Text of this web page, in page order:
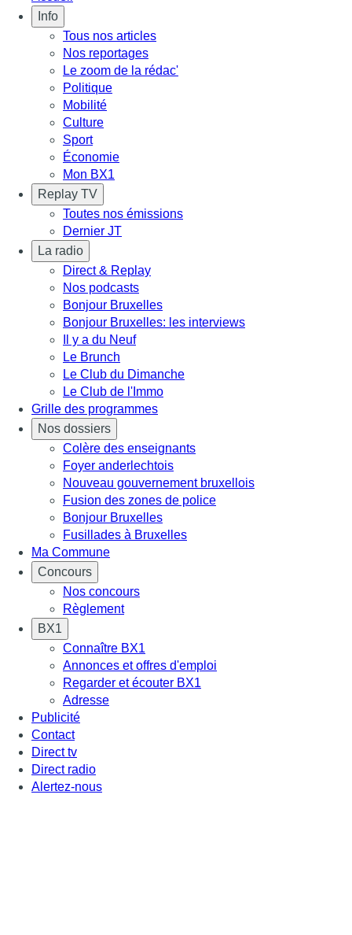
Info
Tous nos articles
Nos reportages
Le zoom de la rédac'
Politique
Mobilité
Culture
Sport
Économie
Mon BX1
Replay TV
Toutes nos émissions
Dernier JT
La radio
Direct & Replay
Nos podcasts
Bonjour Bruxelles
Bonjour Bruxelles: les interviews
Il y a du Neuf
Le Brunch
Le Club du Dimanche
Le Club de l'Immo
Grille des programmes
Nos dossiers
Colère des enseignants
Foyer anderlechtois
Nouveau gouvernement bruxellois
Fusion des zones de police
Bonjour Bruxelles
Fusillades à Bruxelles
Ma Commune
Concours
Nos concours
Règlement
BX1
Connaître BX1
Annonces et offres d'emploi
Regarder et écouter BX1
Adresse
Publicité
Contact
Direct tv
Direct radio
Alertez-nous